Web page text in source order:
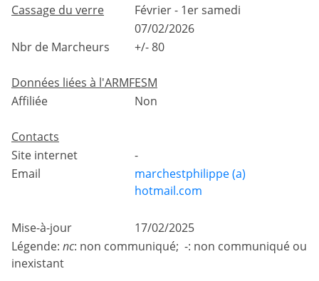
Cassage du verre
Février - 1er samedi
07/02/2026
Nbr de Marcheurs
+/- 80
Données liées à l'ARMFESM
Affiliée
Non
Contacts
Site internet
-
Email
marchestphilippe (a)
hotmail.com
Mise-à-jour
17/02/2025
Légende: nc: non communiqué; -: non communiqué ou
inexistant